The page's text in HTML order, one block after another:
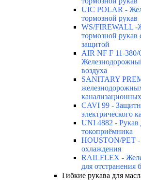
UIC POLAR -
тормозной рукав
WS/FIREWALL -
тормозной рукав
защитой
AIR NF F 11-380/
воздуха
SANITARY
CAVI 99 -
электрического
UNI 4882 - Рукав
токоприёмника
HOUSTON/PET -
охлаждения
RAILFLEX -
для отстранения
Гибкие рукава для